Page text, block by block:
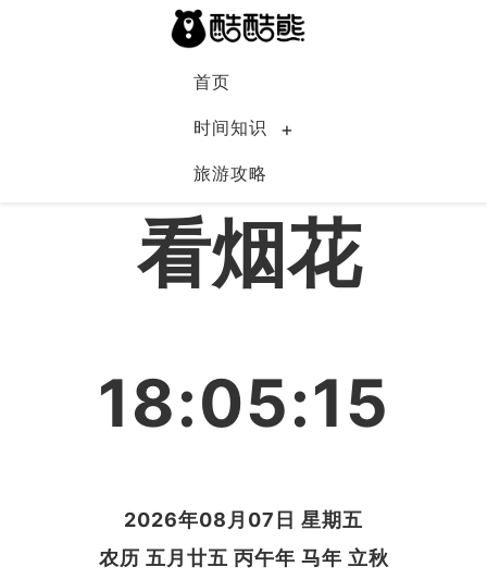
首页
时间知识
旅游攻略
中国
看烟花
18:05:16
2026年08月07日 星期五
农历 五月廿五 丙午年 马年 立秋